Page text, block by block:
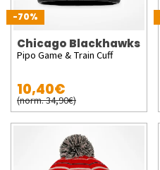
-70%
Chicago Blackhawks
Pipo Game & Train Cuff
10,40€
(norm. 34,90€)